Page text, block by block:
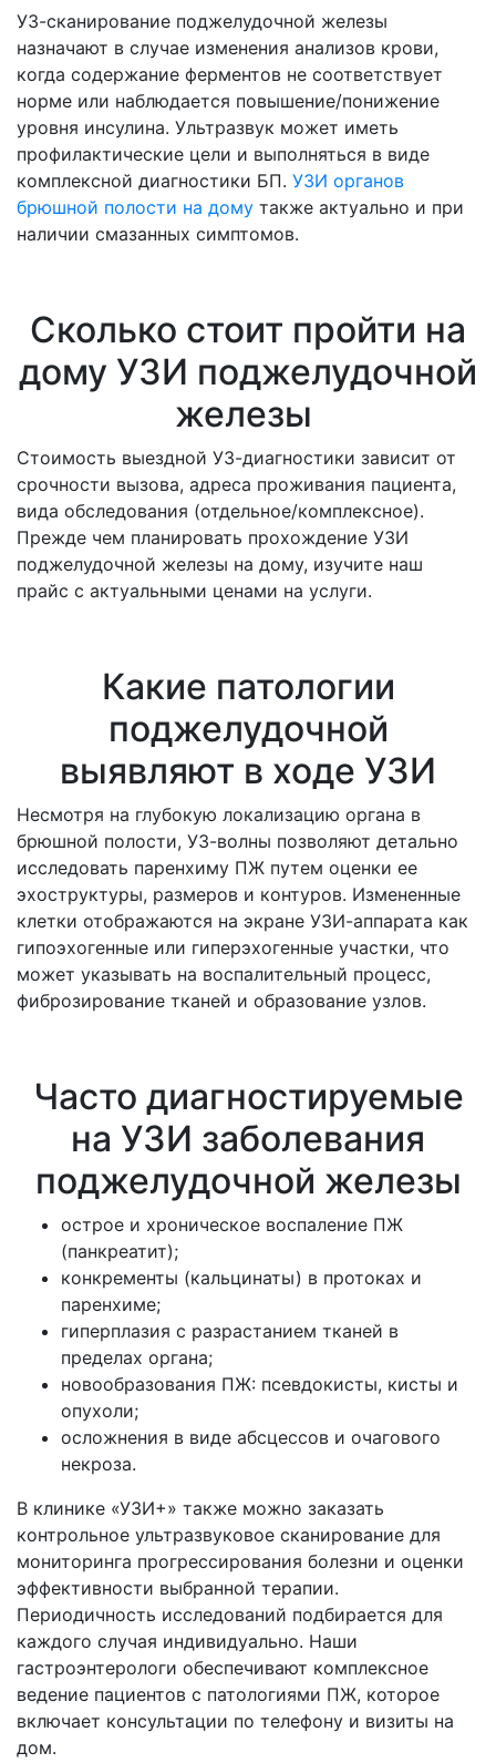
УЗ-сканирование поджелудочной железы
назначают в случае изменения анализов крови,
когда содержание ферментов не соответствует
норме или наблюдается повышение/понижение
уровня инсулина. Ультразвук может иметь
профилактические цели и выполняться в виде
комплексной диагностики БП. УЗИ органов
брюшной полости на дому также актуально и при
наличии смазанных симптомов.
Сколько стоит пройти на
дому УЗИ поджелудочной
железы
Стоимость выездной УЗ-диагностики зависит от
срочности вызова, адреса проживания пациента,
вида обследования (отдельное/комплексное).
Прежде чем планировать прохождение УЗИ
поджелудочной железы на дому, изучите наш
прайс с актуальными ценами на услуги.
Какие патологии
поджелудочной
выявляют в ходе УЗИ
Несмотря на глубокую локализацию органа в
брюшной полости, УЗ-волны позволяют детально
исследовать паренхиму ПЖ путем оценки ее
эхоструктуры, размеров и контуров. Измененные
клетки отображаются на экране УЗИ-аппарата как
гипоэхогенные или гиперэхогенные участки, что
может указывать на воспалительный процесс,
фиброзирование тканей и образование узлов.
Часто диагностируемые
на УЗИ заболевания
поджелудочной железы
острое и хроническое воспаление ПЖ
(панкреатит);
конкременты (кальцинаты) в протоках и
паренхиме;
гиперплазия с разрастанием тканей в
пределах органа;
новообразования ПЖ: псевдокисты, кисты и
опухоли;
осложнения в виде абсцессов и очагового
некроза.
В клинике «УЗИ+» также можно заказать
контрольное ультразвуковое сканирование для
мониторинга прогрессирования болезни и оценки
эффективности выбранной терапии.
Периодичность исследований подбирается для
каждого случая индивидуально. Наши
гастроэнтерологи обеспечивают комплексное
ведение пациентов с патологиями ПЖ, которое
включает консультации по телефону и визиты на
дом.